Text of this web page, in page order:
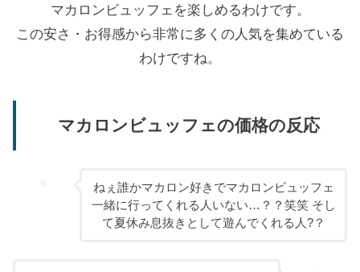
マカロンビュッフェを楽しめるわけです。
この安さ・お得感から非常に多くの人気を集めている
わけですね。
マカロンビュッフェの価格の反応
ねぇ誰かマカロン好きでマカロンビュッフェ
一緒に行ってくれる人いない…？？笑笑 そし
て夏休み息抜きとして遊んでくれる人?？